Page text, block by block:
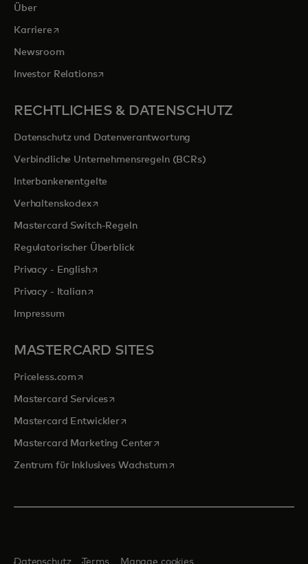
Über
Karrierewird in einer neuen Registerkarte geöffnet
Newsroom
Investor Relationswird in einer neuen Registerkarte geöffnet
RECHTLICHES & DATENSCHUTZ
Datenschutz und Datenverantwortung
Verbindliche Unternehmensregeln (BCRs)
Interbankenentgelte
Verhaltenskodexwird in einer neuen Registerkarte geöffnet
Mastercard Switch-Regeln
Regulatorischer Überblick
Privacy - Englishwird in einer neuen Registerkarte geöffnet
Privacy - Italianwird in einer neuen Registerkarte geöffnet
Impressum
MASTERCARD SITES
Priceless.com wird in einer neuen Registerkarte geöffnet
Mastercard Serviceswird in einer neuen Registerkarte geöffnet
Mastercard Entwicklerwird in einer neuen Registerkarte
Mastercard Marketing Centerwird in einer neuen
Zentrum für Inklusives Wachstumwird in einer neuen